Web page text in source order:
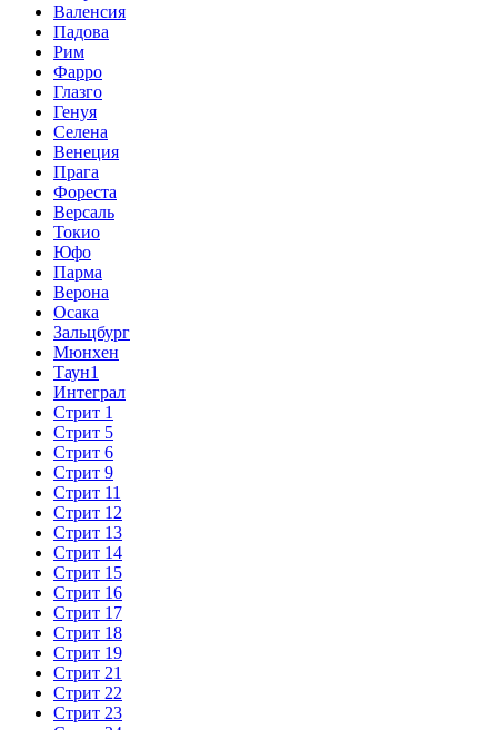
Валенсия
Падова
Рим
Фарро
Глазго
Генуя
Селена
Венеция
Прага
Фореста
Версаль
Токио
Юфо
Парма
Верона
Осака
Зальцбург
Мюнхен
Таун1
Интеграл
Стрит 1
Стрит 5
Стрит 6
Стрит 9
Стрит 11
Стрит 12
Стрит 13
Стрит 14
Стрит 15
Стрит 16
Стрит 17
Стрит 18
Стрит 19
Стрит 21
Стрит 22
Стрит 23